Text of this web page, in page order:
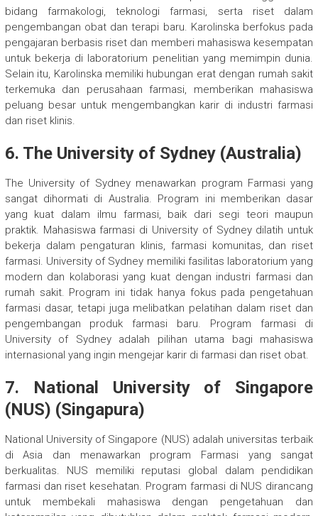
bidang farmakologi, teknologi farmasi, serta riset dalam
pengembangan obat dan terapi baru. Karolinska berfokus pada
pengajaran berbasis riset dan memberi mahasiswa kesempatan
untuk bekerja di laboratorium penelitian yang memimpin dunia.
Selain itu, Karolinska memiliki hubungan erat dengan rumah sakit
terkemuka dan perusahaan farmasi, memberikan mahasiswa
peluang besar untuk mengembangkan karir di industri farmasi
dan riset klinis.
6. The University of Sydney (Australia)
The University of Sydney menawarkan program Farmasi yang
sangat dihormati di Australia. Program ini memberikan dasar
yang kuat dalam ilmu farmasi, baik dari segi teori maupun
praktik. Mahasiswa farmasi di University of Sydney dilatih untuk
bekerja dalam pengaturan klinis, farmasi komunitas, dan riset
farmasi. University of Sydney memiliki fasilitas laboratorium yang
modern dan kolaborasi yang kuat dengan industri farmasi dan
rumah sakit. Program ini tidak hanya fokus pada pengetahuan
farmasi dasar, tetapi juga melibatkan pelatihan dalam riset dan
pengembangan produk farmasi baru. Program farmasi di
University of Sydney adalah pilihan utama bagi mahasiswa
internasional yang ingin mengejar karir di farmasi dan riset obat.
7. National University of Singapore
(NUS) (Singapura)
National University of Singapore (NUS) adalah universitas terbaik
di Asia dan menawarkan program Farmasi yang sangat
berkualitas. NUS memiliki reputasi global dalam pendidikan
farmasi dan riset kesehatan. Program farmasi di NUS dirancang
untuk membekali mahasiswa dengan pengetahuan dan